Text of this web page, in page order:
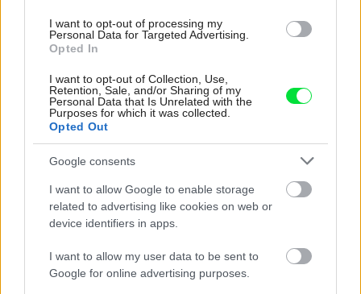
I want to opt-out of processing my
Personal Data for Targeted Advertising.
Opted In
I want to opt-out of Collection, Use,
Retention, Sale, and/or Sharing of my
Personal Data that Is Unrelated with the
Purposes for which it was collected.
Opted Out
Google consents
I want to allow Google to enable storage
related to advertising like cookies on web or
device identifiers in apps.
I want to allow my user data to be sent to
Google for online advertising purposes.
Zdroj: PR PRESBETON Nova, s.r.o.
Kategória: Záhradné stavby
Tagy: bazén
betónová dlažba
záhradná architektúra záhradné bazény
Zdieľať článok